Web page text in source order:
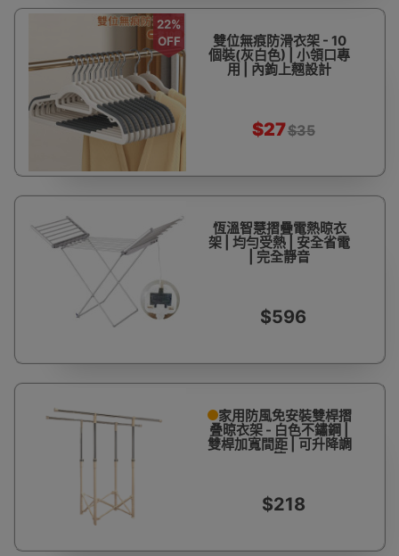
22%
OFF
雙位無痕防滑衣架 - 10
個裝(灰白色) | 小領口專
用 | 內鉤上翹設計
$27$35
恆溫智慧摺疊電熱晾衣
架 | 均勻受熱 | 安全省電
| 完全靜音
$596
家用防風免安裝雙桿摺
叠晾衣架 - 白色不鏽鋼 |
雙桿加寬間距 | 可升降調
節
$218